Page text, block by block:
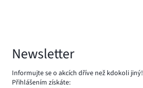
Newsletter
Informujte se o akcích dříve než kdokoli jiný!
Přihlášením získáte: